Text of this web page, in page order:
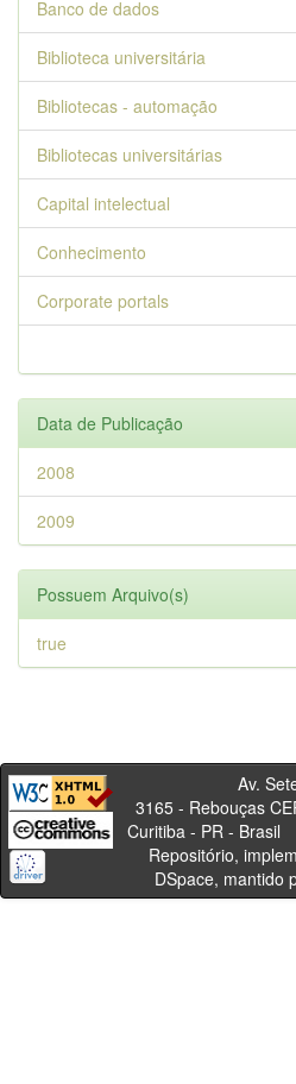
Banco de dados
Biblioteca universitária
Bibliotecas - automação
Bibliotecas universitárias
Capital intelectual
Conhecimento
Corporate portals
Data de Publicação
2008
2009
Possuem Arquivo(s)
true
Av. Sete de
3165 - Rebouças
Curitiba -
Repositório,
DSpace, mantido